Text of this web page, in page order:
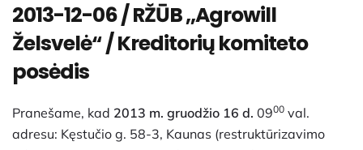
2013-12-06 / RŽŪB ,,Agrowill
Želsvelė“ / Kreditorių komiteto
posėdis
Pranešame, kad 2013 m. gruodžio 16 d. 0900 val.
adresu: Kęstučio g. 58-3, Kaunas (restruktūrizavimo